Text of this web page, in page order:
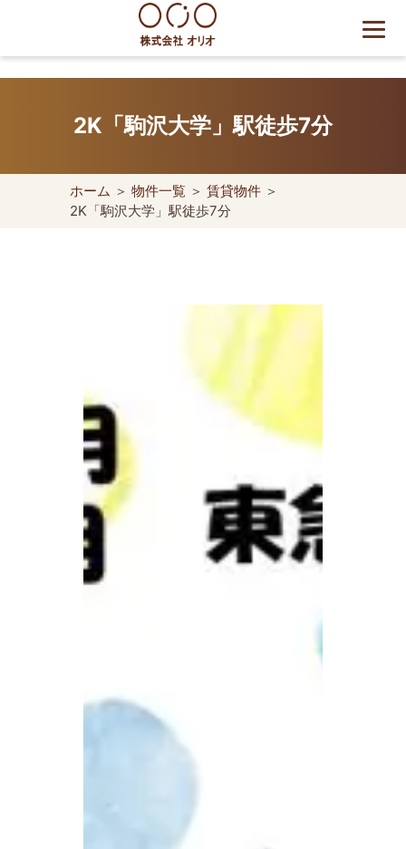
content
世田谷区の相続・空き家・借
却・買取は株式会社Orio
2K「駒沢大学」駅徒歩7分
ホーム ＞ 物件一覧 ＞ 賃貸物件 ＞
2K「駒沢大学」駅徒歩7分